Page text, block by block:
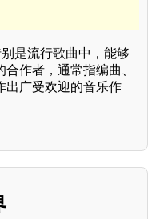
是流行歌曲中，能够
作者，通常指编曲、
出广受欢迎的音乐作